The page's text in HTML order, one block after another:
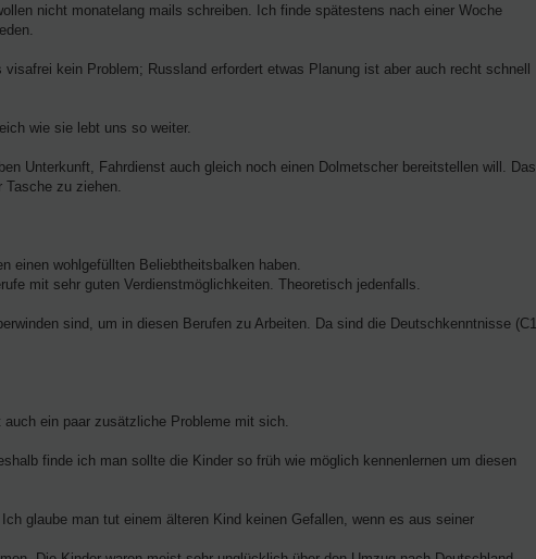
nicht monatelang mails schreiben. Ich finde spätestens nach einer Woche
visafrei kein Problem; Russland erfordert etwas Planung ist aber auch recht schnell
wie sie lebt uns so weiter.
Unterkunft, Fahrdienst auch gleich noch einen Dolmetscher bereitstellen will. Das
zu ziehen.
einen wohlgefüllten Beliebtheitsbalken haben.
mit sehr guten Verdienstmöglichkeiten. Theoretisch jedenfalls.
sind, um in diesen Berufen zu Arbeiten. Da sind die Deutschkenntnisse (C1
ein paar zusätzliche Probleme mit sich.
finde ich man sollte die Kinder so früh wie möglich kennenlernen um diesen
glaube man tut einem älteren Kind keinen Gefallen, wenn es aus seiner